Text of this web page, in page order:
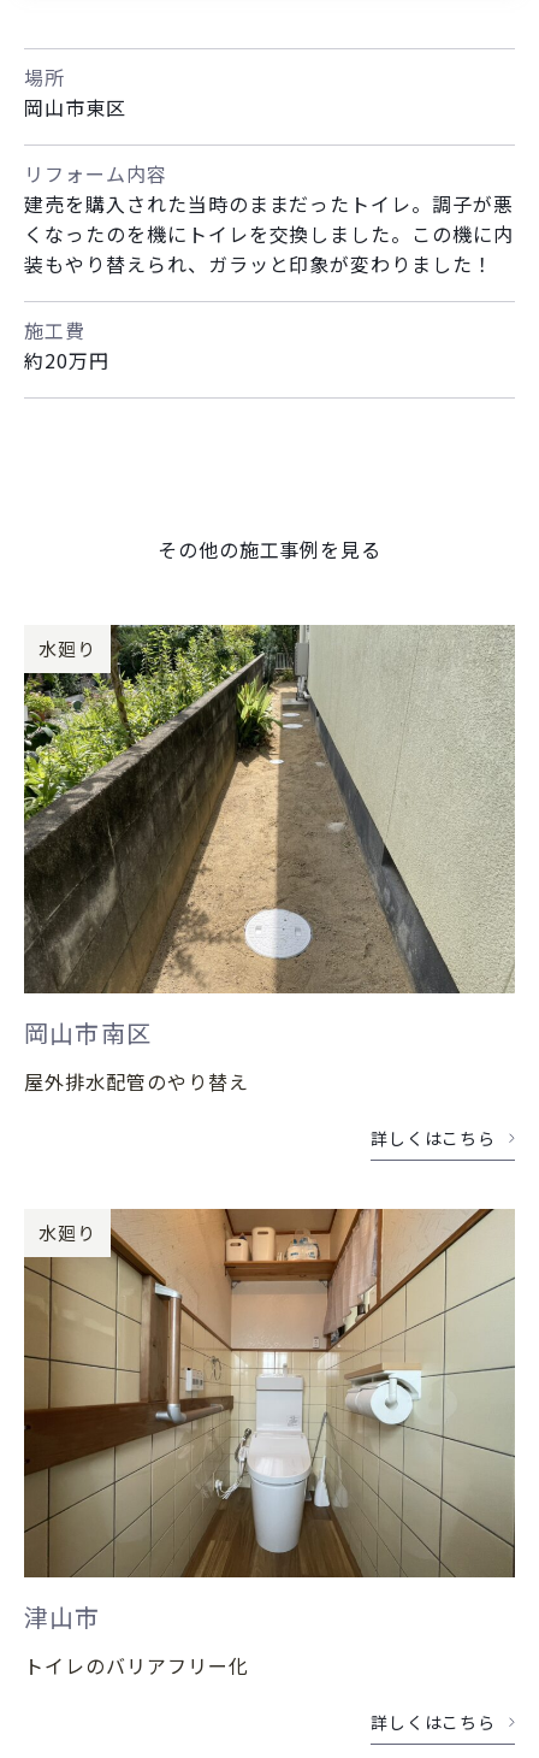
場所
岡山市東区
リフォーム内容
建売を購入された当時のままだったトイレ。調子が悪
くなったのを機にトイレを交換しました。この機に内
装もやり替えられ、ガラッと印象が変わりました！
施工費
約20万円
その他の施工事例を見る
水廻り
岡山市南区
屋外排水配管のやり替え
詳しくはこちら
水廻り
津山市
トイレのバリアフリー化
詳しくはこちら